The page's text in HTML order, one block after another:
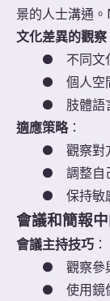
景的人士溝通
文化差異的觀察
●
不同文
●
個人空
●
肢體語
適應策略：
●
觀察對
●
調整自
●
保持敏
會議和簡報
會議主持技巧 ：
●
觀察參
●
使用鏡